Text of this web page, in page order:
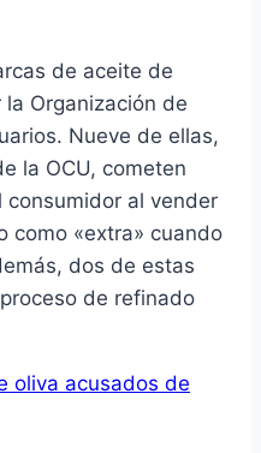
de aceite de
Organización de
Nueve de ellas,
la OCU, cometen
al vender
como «extra» cuando
dos de estas
de refinado
oliva acusados de